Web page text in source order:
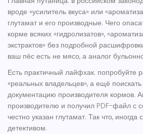
вроде «усилитель вкуса» или
глутамат и его производные. Чего
корме всяких «гидролизатов»,
экстрактов» без подробной
ваш пёс есть не мясо, а аналог
Есть практичный лайфхак: попробуйте
«реальных владельцев», а ещё
документацию производителя кормов.
производителю и получил PDF-файл с
честно указан глутамат. Так что, иногда
детективом.